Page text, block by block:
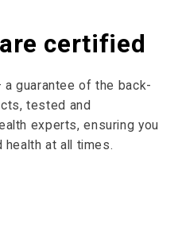
certified
a guarantee of the back-
tested and
experts, ensuring you
at all times.